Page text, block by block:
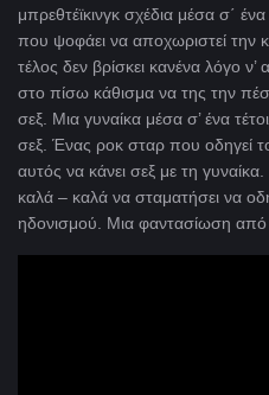
μπρεθτέϊκινγκ σχέδια μέσα σ΄
που ψοφάει να αποχωριστεί την
τέλος δεν βρίσκει κανένα λόγο ν’
στο πίσω κάθισμα να της την
σεξ. Μια γυναίκα μέσα σ’ ένα
σεξ. Ένας ροκ σταρ που οδηγεί
αυτός να κάνει σεξ με τη
καλά – καλά να σταματήσει να
ηδονισμού. Μια φαντασίωση από